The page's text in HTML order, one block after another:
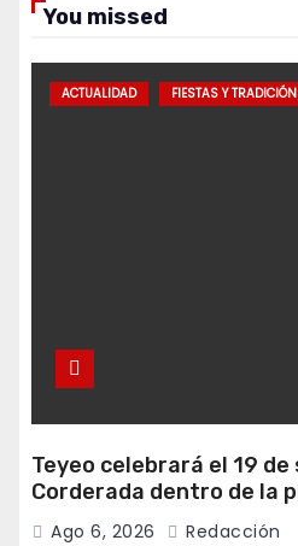
You missed
ACTUALIDAD FIESTAS Y TRADICIÓN
Teyeo celebrará el 19
Corderada dentro de la
fiestas
Ago 6, 2026 Redacción